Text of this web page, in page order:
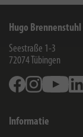
Hugo
Seestraße 1-3
72074 Tübingen
FacebookInstagram
Informatie